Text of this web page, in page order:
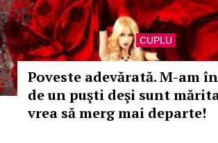
CUPLU
Poveste adevărată. M-am
de un puşti deşi sunt
vrea să merg mai departe!